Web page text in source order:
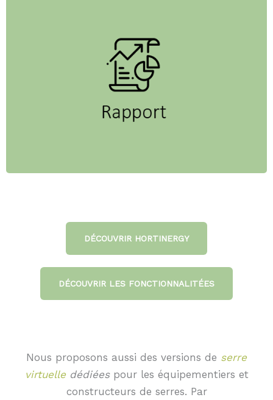
Trois rapports (PDF et Excel) vous sont
envoyés en moins de 10 minutes
DÉCOUVRIR HORTINERGY
DÉCOUVRIR LES FONCTIONNALITÉES
Nous proposons aussi des versions de serre
virtuelledédiéespour les équipementiers et
constructeurs de serres. Par